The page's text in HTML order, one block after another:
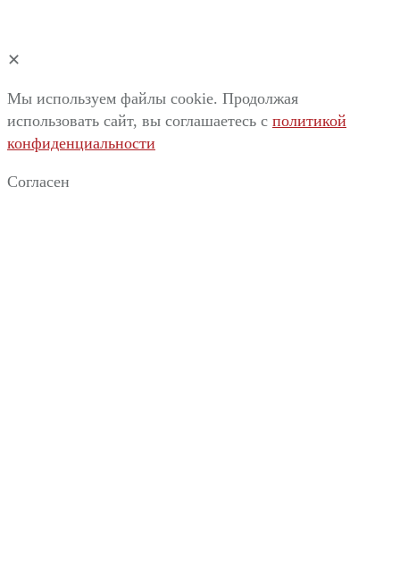
✕
Мы используем файлы cookie. Продолжая
использовать сайт, вы соглашаетесь c политикой
конфиденциальности
Согласен